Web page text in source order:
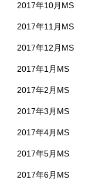
2017年10月MS
2017年11月MS
2017年12月MS
2017年1月MS
2017年2月MS
2017年3月MS
2017年4月MS
2017年5月MS
2017年6月MS